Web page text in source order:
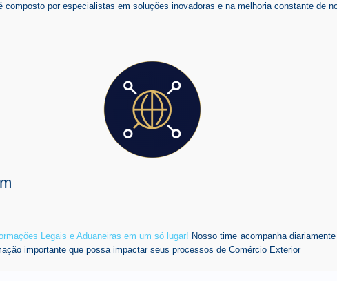
composto por especialistas em soluções inovadoras e na melhoria constante de
Legais e Aduaneiras em um só lugar! Nosso time acompanha
importante que possa impactar seus processos de Comércio Exterior